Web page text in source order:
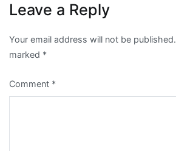
Leave a Reply
Your email address will not be published.
marked *
Comment *